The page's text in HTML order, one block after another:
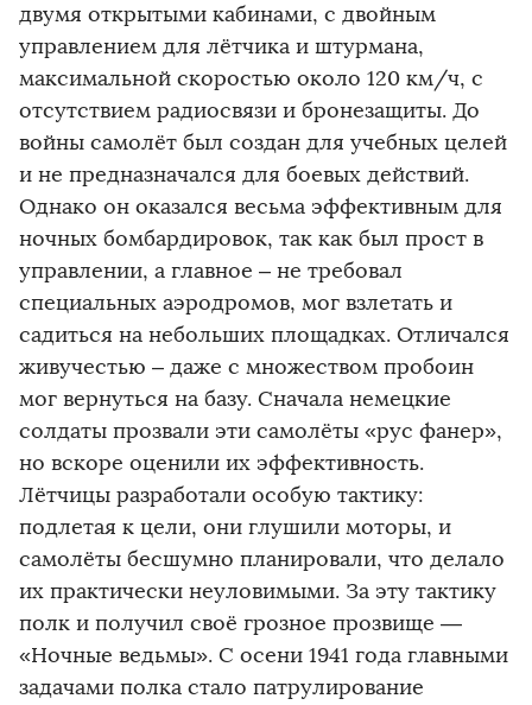
двумя открытыми кабинами, с двойным
управлением для лётчика и штурмана,
максимальной скоростью около 120 км/ч, с
отсутствием радиосвязи и бронезащиты. До
войны самолёт был создан для учебных целей
и не предназначался для боевых действий.
Однако он оказался весьма эффективным для
ночных бомбардировок, так как был прост в
управлении, а главное – не требовал
специальных аэродромов, мог взлетать и
садиться на небольших площадках. Отличался
живучестью – даже с множеством пробоин
мог вернуться на базу. Сначала немецкие
солдаты прозвали эти самолёты «рус фанер»,
но вскоре оценили их эффективность.
Лётчицы разработали особую тактику:
подлетая к цели, они глушили моторы, и
самолёты бесшумно планировали, что делало
их практически неуловимыми. За эту тактику
полк и получил своё грозное прозвище —
«Ночные ведьмы». С осени 1941 года главными
задачами полка стало патрулирование